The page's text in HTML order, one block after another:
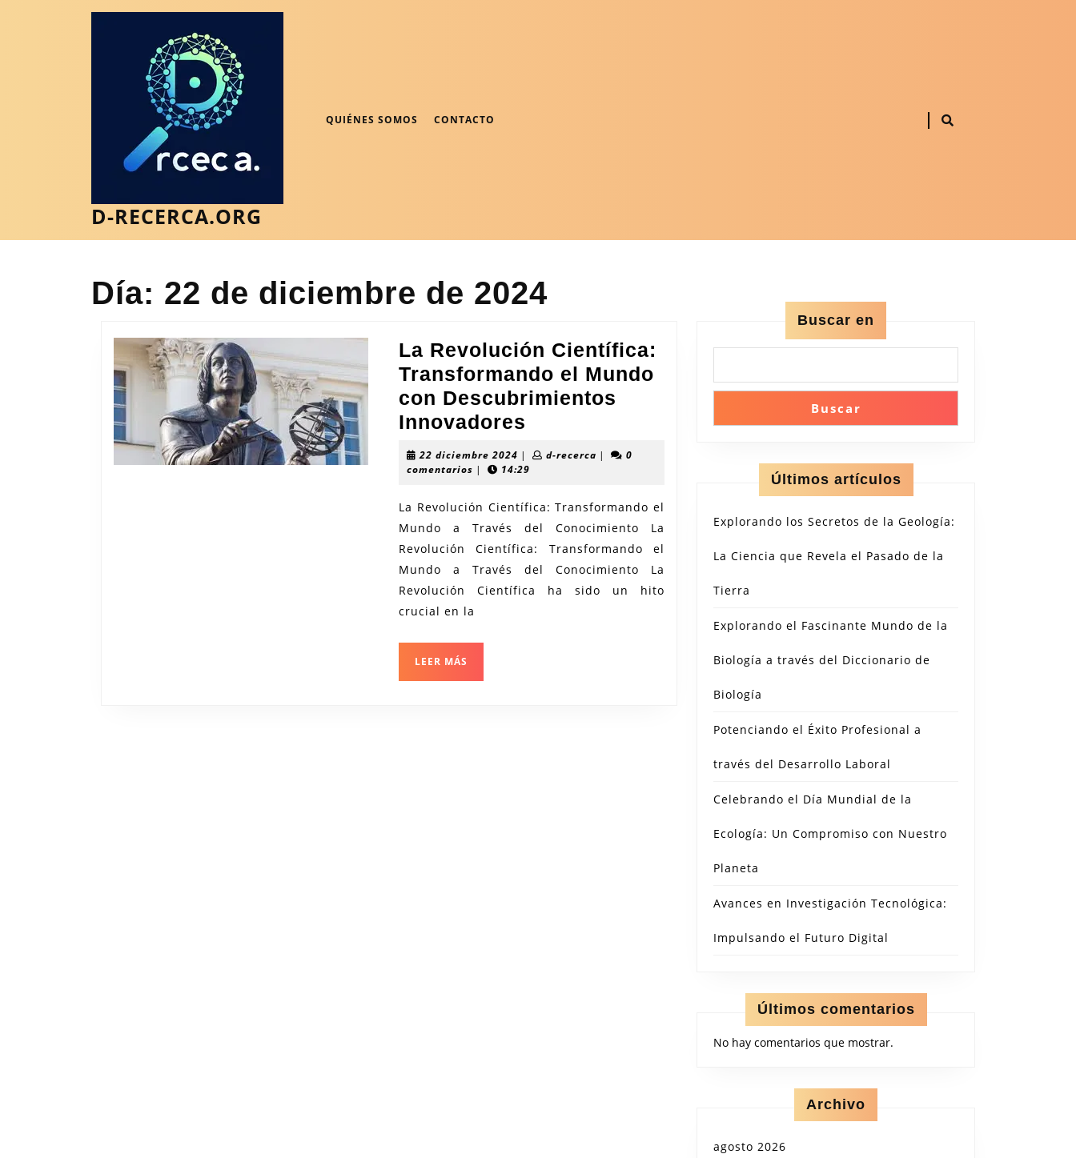
D-RECERCA.ORG
QUIÉNES SOMOS CONTACTO
Día: 22 de diciembre de 2024
La Revolución Científica:
Transformando el Mundo
con Descubrimientos
Innovadores
Revolución
Científica:
el
Mundo
con
Descubrimientos
22 diciembre 2024 22
diciembre
| d-recerca d-|
0
comentarios | 14:29
La Revolución Científica: Transformando el
Mundo a Través del Conocimiento La
Revolución Científica: Transformando el
Mundo a Través del Conocimiento La
Revolución Científica ha sido un hito
crucial en la
LEER MÁS
Buscar en
Buscar
Últimos artículos
Explorando los Secretos de la Geología:
La Ciencia que Revela el Pasado de la
Tierra
Explorando el Fascinante Mundo de la
Biología a través del Diccionario de
Biología
Potenciando el Éxito Profesional a
través del Desarrollo Laboral
Celebrando el Día Mundial de la
Ecología: Un Compromiso con Nuestro
Planeta
Avances en Investigación Tecnológica:
Impulsando el Futuro Digital
Últimos comentarios
No hay comentarios que mostrar.
Archivo
agosto 2026